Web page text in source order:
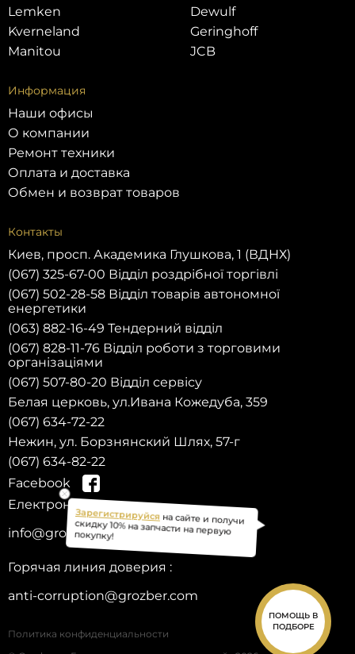
ПОМОЩЬ В
ПОДБОРЕ
Lemken
Kverneland
Manitou
Dewulf
Geringhoff
JCB
Информация
Наши офисы
О компании
Ремонт техники
Оплата и доставка
Обмен и возврат товаров
Контакты
Киев, просп. Академика Глушкова, 1 (ВДНХ)
(067) 325-67-00 Відділ роздрібної торгівлі
(067) 502-28-58 Відділ товарів автономної
енергетики
(063) 882-16-49 Тендерний відділ
(067) 828-11-76 Відділ роботи з торговими
організаціями
(067) 507-80-20 Відділ сервісу
Белая церковь, ул.Ивана Кожедуба, 359
(067) 634-72-22
Нежин, ул. Борзнянский Шлях, 57-г
(067) 634-82-22
Facebook
Електронна пошта:
info@grozber.com
Горячая линия доверия :
anti-corruption@grozber.com
Политика конфиденциальности
Зарегистрируйсяна сайте и получи
скидку 10% на запчасти на первую